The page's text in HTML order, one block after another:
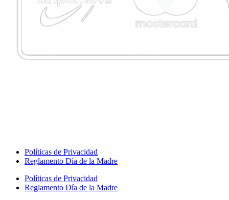
Políticas de Privacidad
Reglamento Día de la Madre
Políticas de Privacidad
Reglamento Día de la Madre